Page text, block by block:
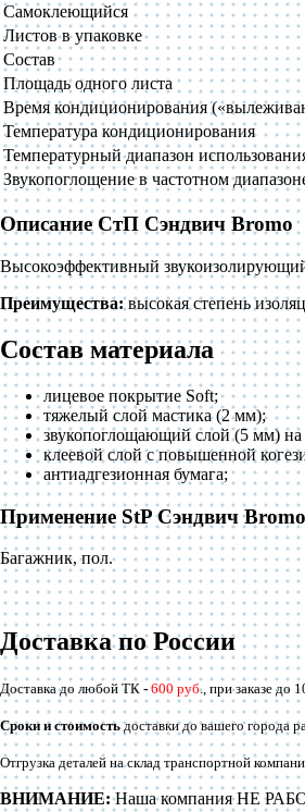
Самоклеющийся
Листов в упаковке
Состав
Площадь одного листа
Время кондиционирования
Температура кондиционирования
Температурный диапазон
Звукопоглощение в частотном
Описание СтП Сэндвич Bromo
Высокоэффективный звукоизолирующий
Преимущества:высокая степень
Состав материала
лицевое покрытие Soft;
тяжелый слой мастика (2 мм);
звукопоглощающий слой (5 мм) на
клеевой слой с повышенной
антиадгезионная бумага;
Применение StP Сэндвич Bromo
Багажник, пол.
Доставка по России
Доставка до любой ТК -600 руб., при заказе до
Сроки и стоимостьдоставки до вашего города
Отгрузка деталей на склад транспортной
ВНИМАНИЕ:Наша компания НЕ